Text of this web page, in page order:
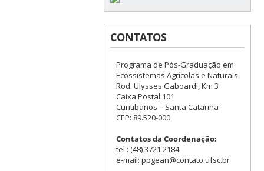
CONTATOS
Programa de Pós-Graduação em
Ecossistemas Agrícolas e Naturais
Rod. Ulysses Gaboardi, Km 3
Caixa Postal 101
Curitibanos – Santa Catarina
CEP: 89.520-000
Contatos da Coordenação:
tel.: (48) 3721 2184
e-mail: ppgean@contato.ufsc.br